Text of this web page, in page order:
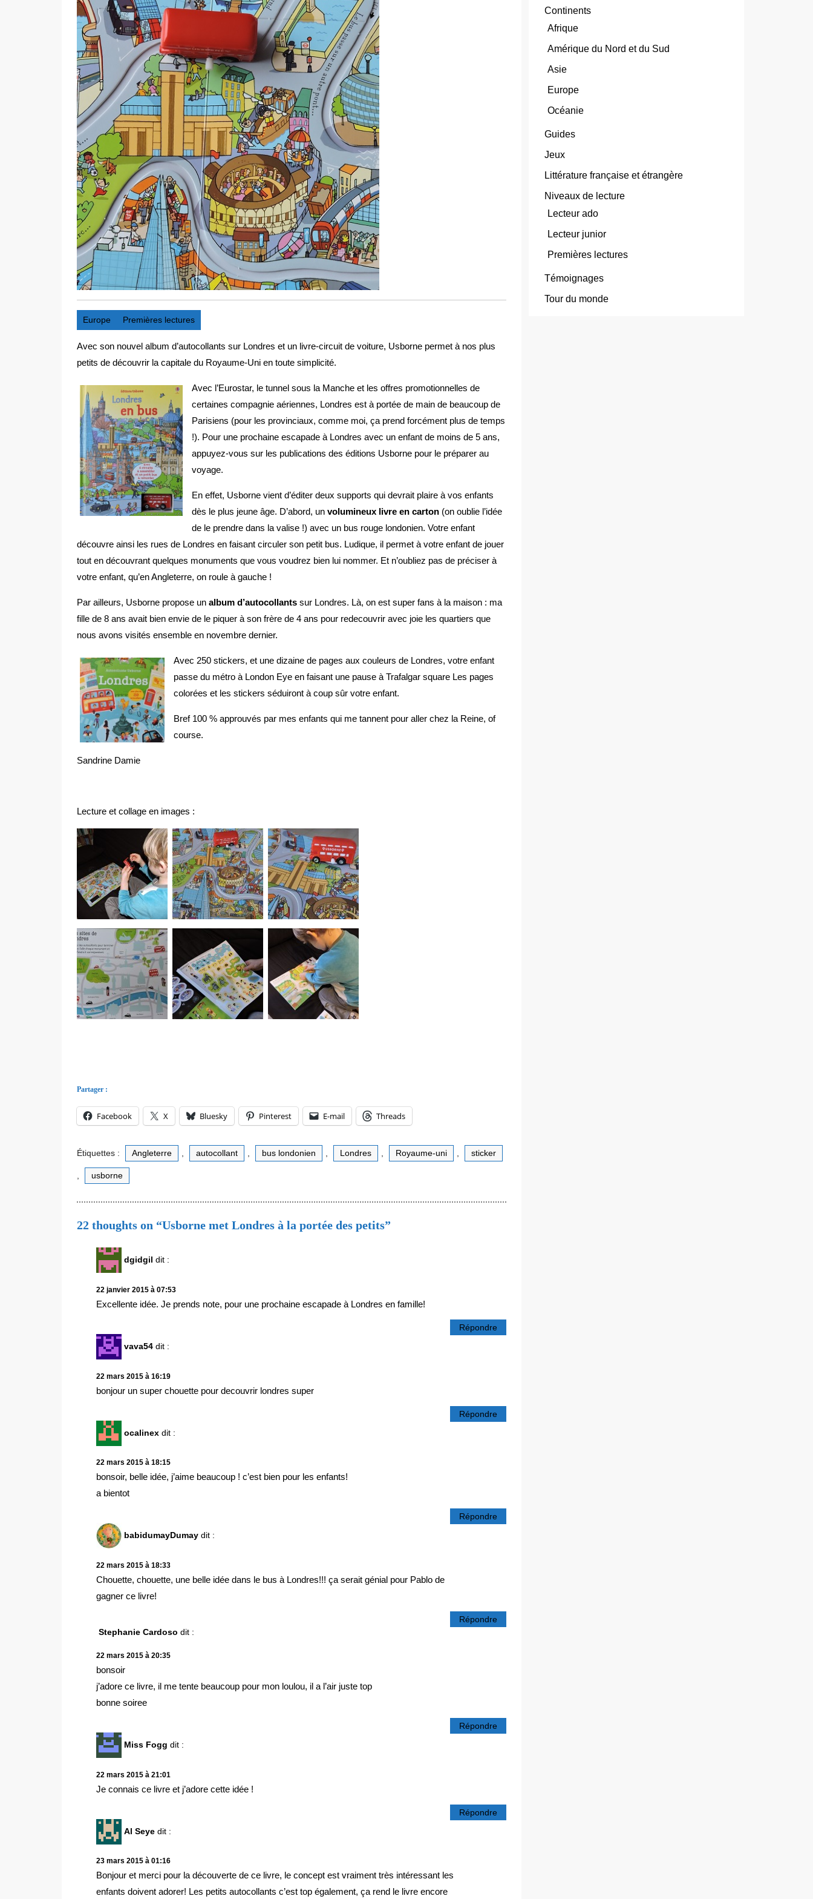
Europe Premières lectures
Avec son nouvel album d’autocollants sur Londres et un livre-circuit de voiture, Usborne permet à nos plus
petits de découvrir la capitale du Royaume-Uni en toute simplicité.
Avec l’Eurostar, le tunnel sous la Manche et les offres promotionnelles de
certaines compagnie aériennes, Londres est à portée de main de beaucoup de
Parisiens (pour les provinciaux, comme moi, ça prend forcément plus de temps
!). Pour une prochaine escapade à Londres avec un enfant de moins de 5 ans,
appuyez-vous sur les publications des éditions Usborne pour le préparer au
voyage.
En effet, Usborne vient d’éditer deux supports qui devrait plaire à vos enfants
dès le plus jeune âge. D’abord, un volumineux livre en carton (on oublie l’idée
de le prendre dans la valise !) avec un bus rouge londonien. Votre enfant
découvre ainsi les rues de Londres en faisant circuler son petit bus. Ludique, il permet à votre enfant de jouer
tout en découvrant quelques monuments que vous voudrez bien lui nommer. Et n’oubliez pas de préciser à
votre enfant, qu’en Angleterre, on roule à gauche !
Par ailleurs, Usborne propose un album d’autocollants sur Londres. Là, on est super fans à la maison : ma
fille de 8 ans avait bien envie de le piquer à son frère de 4 ans pour redecouvrir avec joie les quartiers que
nous avons visités ensemble en novembre dernier.
Avec 250 stickers, et une dizaine de pages aux couleurs de Londres, votre enfant
passe du métro à London Eye en faisant une pause à Trafalgar square Les pages
colorées et les stickers séduiront à coup sûr votre enfant.
Bref 100 % approuvés par mes enfants qui me tannent pour aller chez la Reine, of
course.
Sandrine Damie
Lecture et collage en images :
Partager :
Facebook X Bluesky Pinterest E-mail Threads
Étiquettes : Angleterre autocollant bus londonien Londres Royaume-uni sticker
usborne
22 thoughts on “Usborne met Londres à la portée des petits”
dgidgil dit :
22 janvier 2015 à 07:53
Excellente idée. Je prends note, pour une prochaine escapade à Londres en famille!
Répondre
vava54 dit :
22 mars 2015 à 16:19
bonjour un super chouette pour decouvrir londres super
Répondre
ocalinex dit :
22 mars 2015 à 18:15
bonsoir, belle idée, j’aime beaucoup ! c’est bien pour les enfants!
a bientot
Répondre
babidumayDumay dit :
22 mars 2015 à 18:33
Chouette, chouette, une belle idée dans le bus à Londres!!! ça serait génial pour Pablo de
gagner ce livre!
Répondre
Stephanie Cardoso dit :
22 mars 2015 à 20:35
bonsoir
j’adore ce livre, il me tente beaucoup pour mon loulou, il a l’air juste top
bonne soiree
Répondre
Miss Fogg dit :
22 mars 2015 à 21:01
Je connais ce livre et j’adore cette idée !
Répondre
Al Seye dit :
23 mars 2015 à 01:16
Bonjour et merci pour la découverte de ce livre, le concept est vraiment très intéressant les
enfants doivent adorer! Les petits autocollants c’est top également, ça rend le livre encore
Continents
Afrique
Amérique du Nord et du Sud
Asie
Europe
Océanie
Guides
Jeux
Littérature française et étrangère
Niveaux de lecture
Lecteur ado
Lecteur junior
Premières lectures
Témoignages
Tour du monde